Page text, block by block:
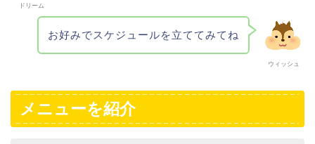
ドリーム
ウィッシュ
お好みでスケジュールを立ててみてね
メニューを紹介